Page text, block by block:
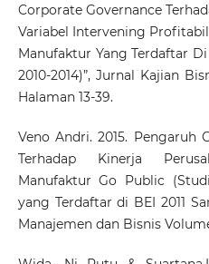
Corporate Governance
Variabel Intervening
Manufaktur Yang Terdaftar
2010-2014)”, Jurnal Kajian
Halaman 13-39.
Veno Andri. 2015. Pengaruh
Terhadap Kinerja
Manufaktur Go Public
yang Terdaftar di BEI 2011
Manajemen dan Bisnis